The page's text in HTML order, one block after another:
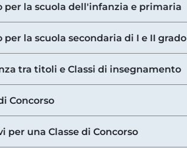
per la scuola dell'infanzia e primaria
per la scuola secondaria di I e II grado
tra titoli e Classi di insegnamento
Concorso
per una Classe di Concorso